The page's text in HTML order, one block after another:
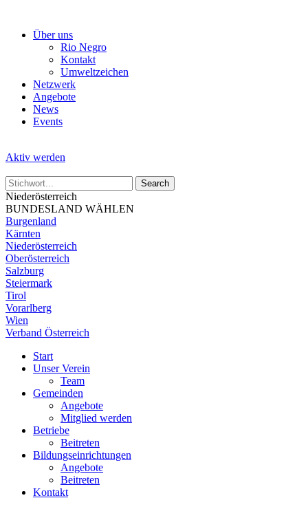
Über uns
Rio Negro
Kontakt
Umweltzeichen
Netzwerk
Angebote
News
Events
Aktiv werden
Niederösterreich
BUNDESLAND WÄHLEN
Burgenland
Kärnten
Niederösterreich
Oberösterreich
Salzburg
Steiermark
Tirol
Vorarlberg
Wien
Verband Österreich
Start
Unser Verein
Team
Gemeinden
Angebote
Mitglied werden
Betriebe
Beitreten
Bildungseinrichtungen
Angebote
Beitreten
Kontakt